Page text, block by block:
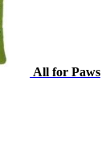
All for Paws